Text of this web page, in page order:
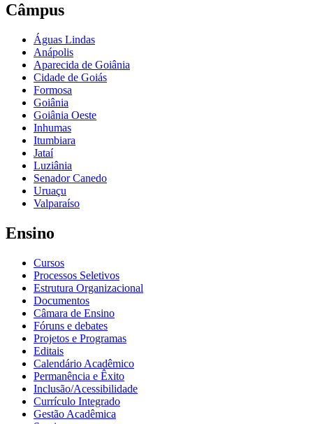
Câmpus
Águas Lindas
Anápolis
Aparecida de Goiânia
Cidade de Goiás
Formosa
Goiânia
Goiânia Oeste
Inhumas
Itumbiara
Jataí
Luziânia
Senador Canedo
Uruaçu
Valparaíso
Ensino
Cursos
Processos Seletivos
Estrutura Organizacional
Documentos
Câmara de Ensino
Fóruns e debates
Projetos e Programas
Editais
Calendário Acadêmico
Permanência e Êxito
Inclusão/Acessibilidade
Currículo Integrado
Gestão Acadêmica